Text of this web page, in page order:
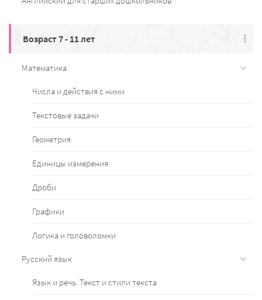
Возраст 7 - 11 лет
Математика
Числа и действия с ними
Текстовые задачи
Геометрия
Единицы измерения
Дроби
Графики
Логика и головоломки
Русский язык
Язык и речь. Текст и стили текста